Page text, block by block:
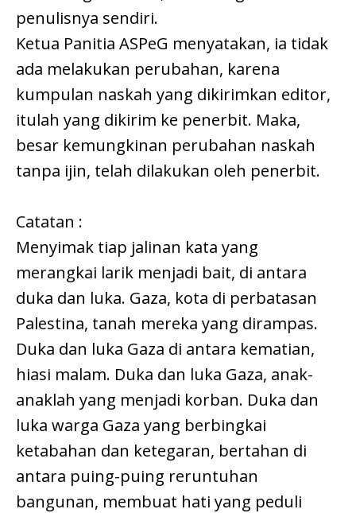
penulisnya sendiri.
Ketua Panitia ASPeG menyatakan, ia tidak
ada melakukan perubahan, karena
kumpulan naskah yang dikirimkan editor,
itulah yang dikirim ke penerbit. Maka,
besar kemungkinan perubahan naskah
tanpa ijin, telah dilakukan oleh penerbit.
Catatan :
Menyimak tiap jalinan kata yang
merangkai larik menjadi bait, di antara
duka dan luka. Gaza, kota di perbatasan
Palestina, tanah mereka yang dirampas.
Duka dan luka Gaza di antara kematian,
hiasi malam. Duka dan luka Gaza, anak-
anaklah yang menjadi korban. Duka dan
luka warga Gaza yang berbingkai
ketabahan dan ketegaran, bertahan di
antara puing-puing reruntuhan
bangunan, membuat hati yang peduli